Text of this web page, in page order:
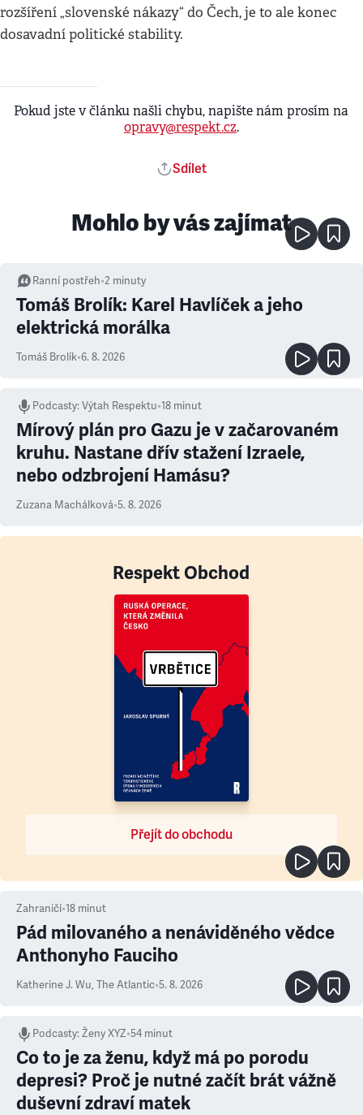
rozšíření „slovenské nákazy“ do Čech, je to ale konec
dosavadní politické stability.
Pokud jste v článku našli chybu, napište nám prosím na
opravy@respekt.cz.
Sdílet
Mohlo by vás zajímat
Ranní postřeh•2 minuty
Tomáš Brolík: Karel Havlíček a jeho
elektrická morálka
Tomáš Brolík•6. 8. 2026
Podcasty:Výtah Respektu•18 minut
Mírový plán pro Gazu je v začarovaném
kruhu. Nastane dřív stažení Izraele,
nebo odzbrojení Hamásu?
Zuzana Machálková•5. 8. 2026
Respekt Obchod
Přejít do obchodu
Zahraničí•18 minut
Pád milovaného a nenáviděného vědce
Anthonyho Fauciho
Katherine J. Wu, The Atlantic•5. 8. 2026
Podcasty:Ženy XYZ•54 minut
Co to je za ženu, když má po porodu
depresi? Proč je nutné začít brát vážně
duševní zdraví matek